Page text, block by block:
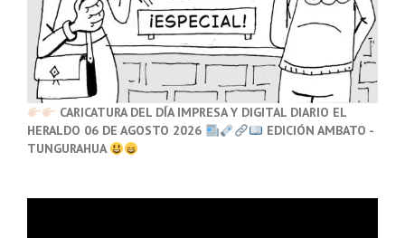
CARICATURA DEL DÍA IMPRESA Y DIGITAL DIARIO EL
HERALDO 06 DE AGOSTO 2026
EDICIÓN AMBATO -
TUNGURAHUA